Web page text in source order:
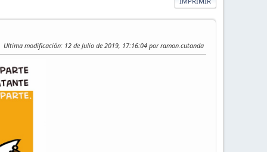
Ultima modificación: 12 de Julio de 2019, 17:16:04 por ramon.cutanda